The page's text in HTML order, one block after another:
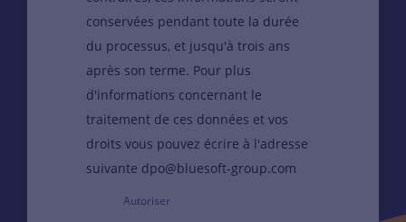
conservées pendant toute la durée
du processus, et jusqu'à trois ans
après son terme. Pour plus
d'informations concernant le
traitement de ces données et vos
droits vous pouvez écrire à l'adresse
suivante dpo@bluesoft-group.com
Autoriser